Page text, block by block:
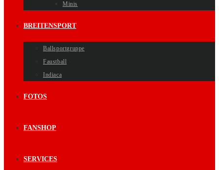
Minis
BREITENSPORT
Ballsportgruppe
Faustball
Indiaca
FOTOS
FANSHOP
SERVICES